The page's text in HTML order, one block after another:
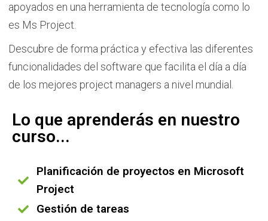
apoyados en una herramienta de tecnología como lo
es Ms Project.
Descubre de forma práctica y efectiva las diferentes
funcionalidades del software que facilita el día a día
de los mejores project managers a nivel mundial.
Lo que aprenderás en nuestro
curso...
Planificación de proyectos en Microsoft
Project
Gestión de tareas